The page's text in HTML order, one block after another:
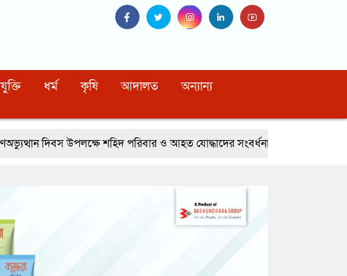
ধর্ম কৃষি আদালত অন্যান্য
শহিদ পরিবার ও আহত যোদ্ধাদের সংবর্ধনা রুমিন ফারহানার সভায় নেই বিএনপি